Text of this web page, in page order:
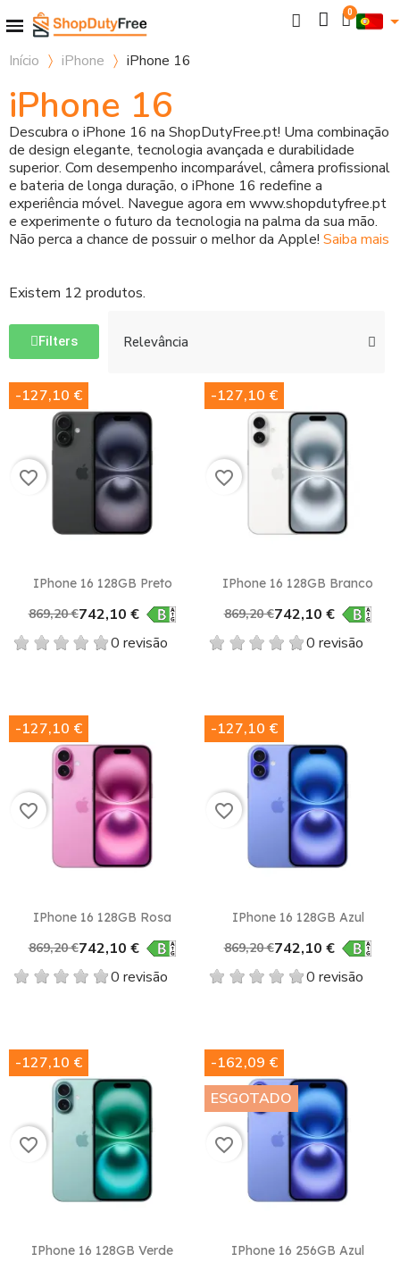
Início iPhone iPhone 16
iPhone 16
Descubra o iPhone 16 na ShopDutyFree.pt! Uma combinação
de design elegante, tecnologia avançada e durabilidade
superior. Com desempenho incomparável, câmera profissional
e bateria de longa duração, o iPhone 16 redefine a
experiência móvel. Navegue agora em www.shopdutyfree.pt
e experimente o futuro da tecnologia na palma da sua mão.
Não perca a chance de possuir o melhor da Apple! Saiba mais
Existem 12 produtos.
Filters
IPhone 16 128GB Preto
869,20 €742,10 €
0 revisão
-127,10 €
favorite_border
IPhone 16 128GB Branco
869,20 €742,10 €
0 revisão
-127,10 €
favorite_border
IPhone 16 128GB Rosa
869,20 €742,10 €
0 revisão
-127,10 €
favorite_border
IPhone 16 128GB Azul
869,20 €742,10 €
0 revisão
-127,10 €
favorite_border
IPhone 16 128GB Verde
-127,10 €
favorite_border
IPhone 16 256GB Azul
-162,09 €
ESGOTADO
favorite_border